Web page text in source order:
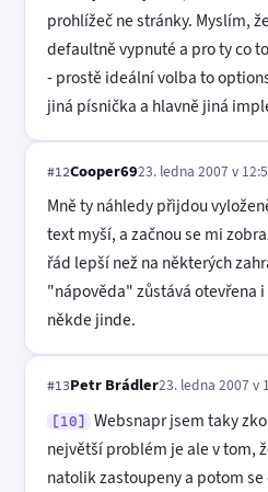
prohlížeč ne stránky. Myslím,
defaultně vypnuté a pro ty co
- prostě ideální volba to
jiná písnička a hlavně jiná
#12Cooper6923. ledna 2007 v
Mně ty náhledy přijdou
text myší, a začnou se mi
řád lepší než na některých
"nápověda" zůstává otevřena
někde jinde.
#13Petr Brádler23. ledna 2007 v
[10]
Websnapr jsem taky
největší problém je ale v tom,
natolik zastoupeny a potom